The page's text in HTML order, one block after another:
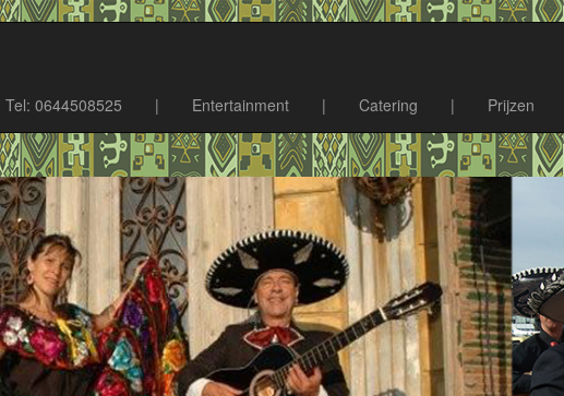
Tel: 0644508525 | Entertainment | Catering | Prijzen